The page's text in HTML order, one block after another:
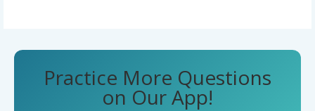
Practice More Questions
on Our App!